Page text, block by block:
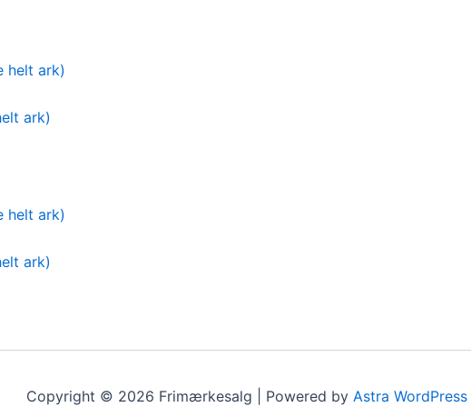
ark)
ark)
Copyright © 2026 Frimærkesalg | Powered by Astra WordPress